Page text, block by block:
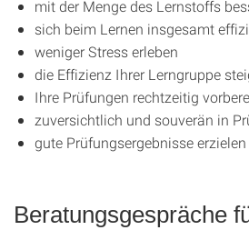
mit der Menge des Lernstoffs
sich beim Lernen insgesamt
weniger Stress erleben
die Effizienz Ihrer Lerngruppe
Ihre Prüfungen rechtzeitig
zuversichtlich und souverän in
gute Prüfungsergebnisse erzielen
Beratungsgespräche